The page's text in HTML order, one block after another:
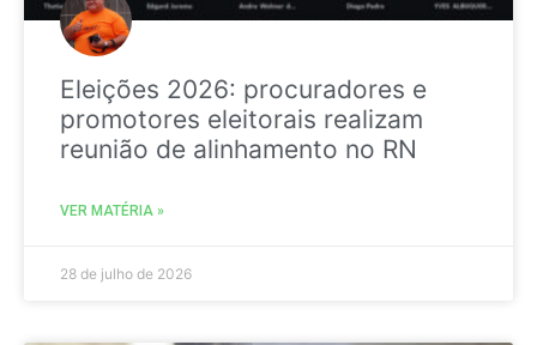
Eleições 2026: procuradores e
promotores eleitorais realizam
reunião de alinhamento no RN
VER MATÉRIA »
28 de julho de 2026